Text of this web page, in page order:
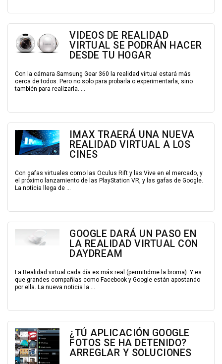
VIDEOS DE REALIDAD
VIRTUAL SE PODRÁN HACER
DESDE TU HOGAR
Con la cámara Samsung Gear 360 la realidad virtual estará más
cerca de todos. Pero no solo para probarla o experimentarla, sino
también para realizarla. ...
IMAX TRAERÁ UNA NUEVA
REALIDAD VIRTUAL A LOS
CINES
Con gafas virtuales como las Oculus Rift y las Vive en el mercado, y
el próximo lanzamiento de las PlayStation VR, y las gafas de Google.
La noticia llega de ...
GOOGLE DARÁ UN PASO EN
LA REALIDAD VIRTUAL CON
DAYDREAM
La Realidad virtual cada día es más real (permitidme la broma). Y es
que grandes compañias como Facebook y Google están apostando
por ella. La nueva noticia la ...
¿TÚ APLICACIÓN GOOGLE
FOTOS SE HA DETENIDO?
ARREGLAR Y SOLUCIONES